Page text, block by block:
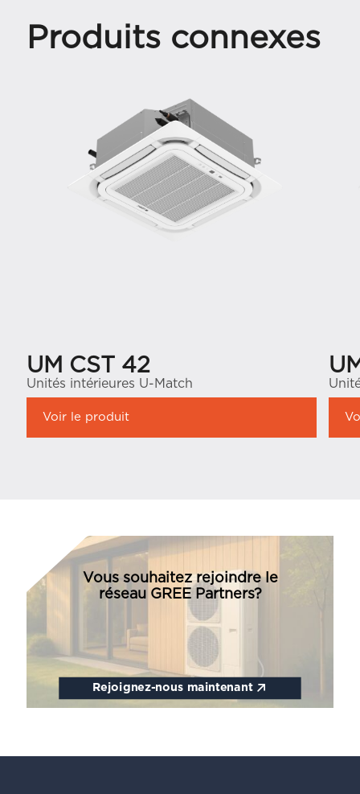
Produits connexes
UM CST 42
Unités intérieures U-Match
Voir le produit
Rejoignez-nous maintenant
Vous souhaitez rejoindre le
réseau GREE Partners?